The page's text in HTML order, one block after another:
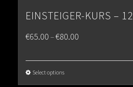
EINSTEIGER-KURS –
€65.00–€80.00
Select options